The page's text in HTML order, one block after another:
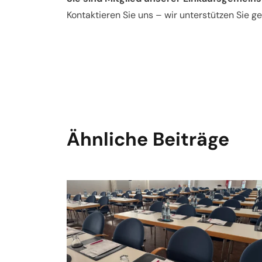
Kontaktieren Sie uns – wir unterstützen Sie
Ähnliche Beiträge